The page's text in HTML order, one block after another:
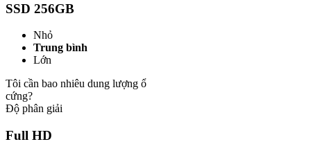
SSD 256GB
Nhỏ
Trung bình
Lớn
Tôi cần bao nhiêu dung lượng ổ
cứng?
Độ phân giải
Full HD